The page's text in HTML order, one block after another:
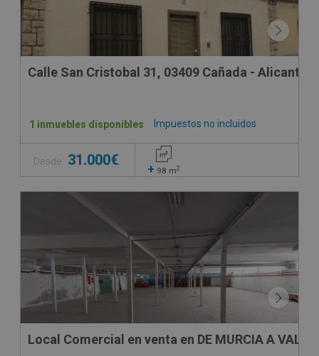
Calle San Cristobal 31, 03409 Cañada - Alicante
Impuestos no incluidos
1 inmuebles disponibles
Desde 31.000€
+ 98 m2
Local Comercial en venta en DE MURCIA A